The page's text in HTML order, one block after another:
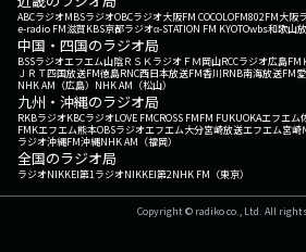
ABCラジオMBSラジオOBCラジオ大阪FM COCOLOFM802FM大阪
e-radio FM滋賀KBS京都ラジオα-STATION FM KYOTOwbs和歌山
中国・四国のラジオ局
BSSラジオエフエム山陰ＲＳＫラジオ ＦＭ岡山RCCラジオ広島FM
ＪＲＴ四国放送FM徳島RNC西日本放送FM香川RNB南海放送FM
NHK AM（広島） NHK AM（松山）
九州・沖縄のラジオ局
RKBラジオKBCラジオLOVE FMCROSS FMFM FUKUOKAエフエム
FMKエフエム熊本OBSラジオエフエム大分宮崎放送エフエム宮崎
ラジオ沖縄FM沖縄NHK AM（福岡）
全国のラジオ局
ラジオNIKKEI第1ラジオNIKKEI第2NHK FM（東京）
Copyright © radiko co., Ltd. All